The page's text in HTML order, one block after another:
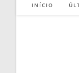
INÍCIO